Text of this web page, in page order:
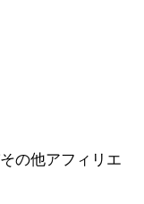
の他アフィリエ